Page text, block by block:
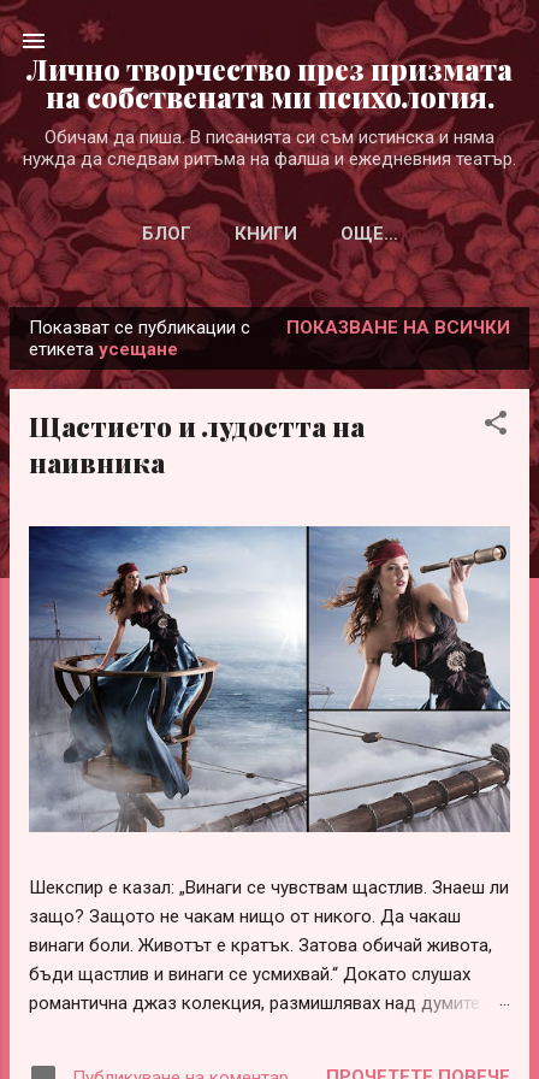
Пропускане към основното съдържание
Лично творчество през призмата
на собствената ми психология.
Обичам да пиша. В писанията си съм истинска и няма
нужда да следвам ритъма на фалша и ежедневния театър.
БЛОГ КНИГИ ОЩЕ…
у
Показват се публикации с
етикета усещане
ПОКАЗВАНЕ НА ВСИЧКИ
Щастието и лудостта на
наивника
Шекспир е казал: „Винаги се чувствам щастлив. Знаеш ли
защо? Защото не чакам нищо от никого. Да чакаш
винаги боли. Животът е кратък. Затова обичай живота,
бъди щастлив и винаги се усмихвай.“ Докато слушах
романтична джаз колекция, размишлявах над думите на
Шекспир. В тях има наистина много истини, които обаче